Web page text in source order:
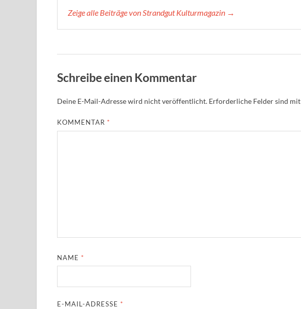
Zeige alle Beiträge von Strandgut Kulturmagazin →
Schreibe einen Kommentar
Deine E-Mail-Adresse wird nicht veröffentlicht. Erforderliche Felder sind mit
KOMMENTAR *
NAME *
E-MAIL-ADRESSE *